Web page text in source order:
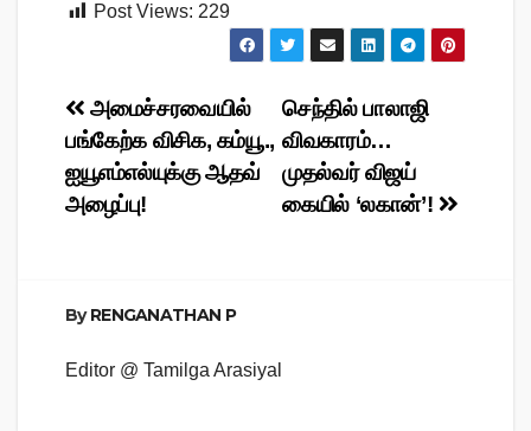
Post Views: 229
Post
navigation
செந்தில் பாலாஜி
விவகாரம்…
முதல்வர் விஜய்
கையில் ‘லகான்’!
அமைச்சரவையில்
பங்கேற்க விசிக, கம்யூ.,
ஐயூஎம்எல்யுக்கு ஆதவ்
அழைப்பு!
ByRENGANATHAN P
Editor @ Tamilga Arasiyal